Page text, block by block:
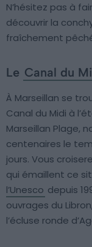
N’hésitez pas à
découvrir la
fraîchement
Le Canal du
À Marseillan se
Canal du Midi à
Marseillan Plage,
centenaires le
jours. Vous
qui émaillent ce
l’Unesco depuis
ouvrages du
l’écluse ronde